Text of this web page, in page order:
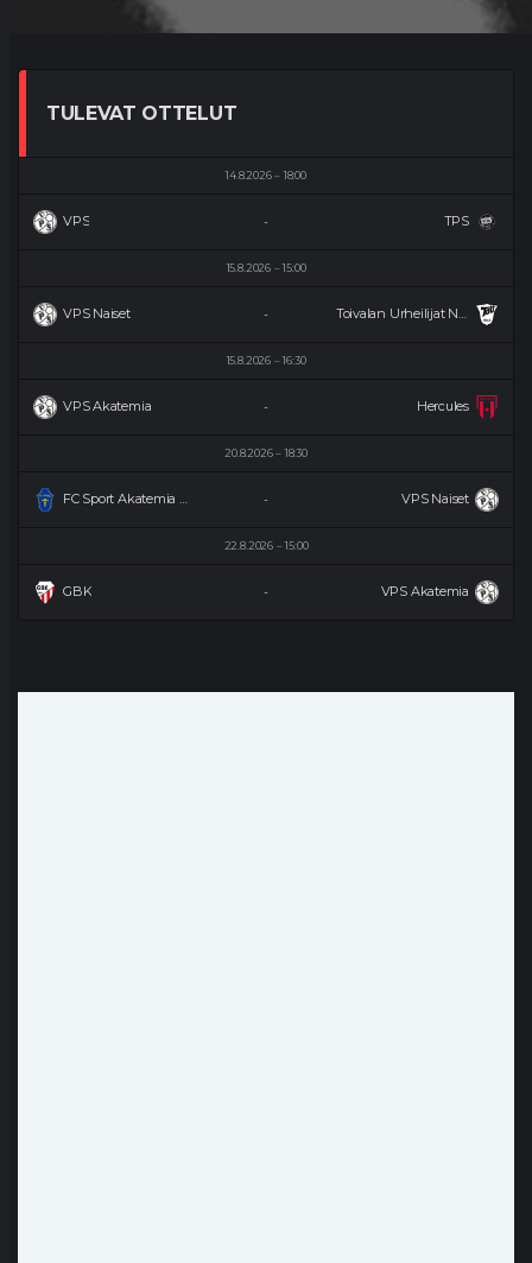
TULEVAT OTTELUT
14.8.2026 18:00
VPS TPS
-
15.8.2026 15:00
VPS Naiset Toivalan Urheilijat Naiset
-
15.8.2026 16:30
VPS Akatemia Hercules
-
20.8.2026 18:30
FC Sport Akatemia Naiset VPS Naiset
-
22.8.2026 15:00
GBK VPS Akatemia
-